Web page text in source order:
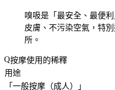
嗅吸是「 最安全、最便利
皮膚、不污染空氣，特
所。
按摩使用的稀釋
用途
「 一般按摩（成人） 」